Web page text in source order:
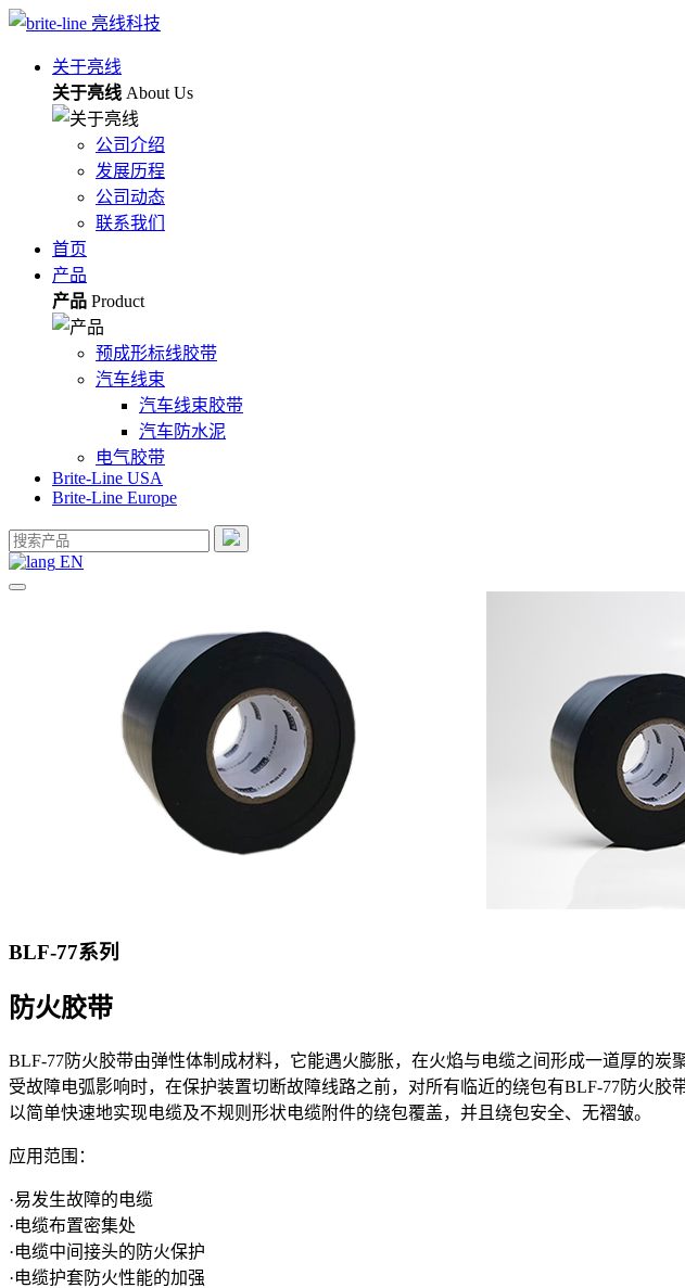
关于亮线
关于亮线 About Us
公司介绍
发展历程
公司动态
联系我们
首页
产品
产品 Product
预成形标线胶带
汽车线束
汽车线束胶带
汽车防水泥
电气胶带
Brite-Line USA
Brite-Line Europe
EN
BLF-77系列
防火胶带
BLF-77防火胶带由弹性体制成材料，它能遇火膨胀，在火焰与电缆之间形成一道厚的
受故障电弧影响时，在保护装置切断故障线路之前，对所有临近的绕包有BLF-77防火
以简单快速地实现电缆及不规则形状电缆附件的绕包覆盖，并且绕包安全、无褶皱。
应用范围：
·易发生故障的电缆
·电缆布置密集处
·电缆中间接头的防火保护
·电缆护套防火性能的加强